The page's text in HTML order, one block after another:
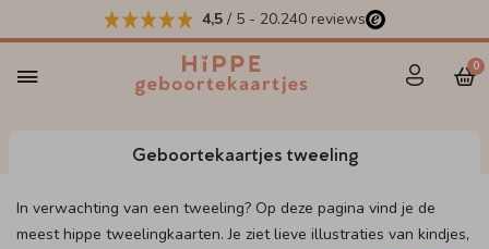
4,5 / 5 - 20.240 reviews
0
Geboortekaartjes tweeling
In verwachting van een tweeling? Op deze pagina vind je de
meest hippe tweelingkaarten. Je ziet lieve illustraties van kindjes,